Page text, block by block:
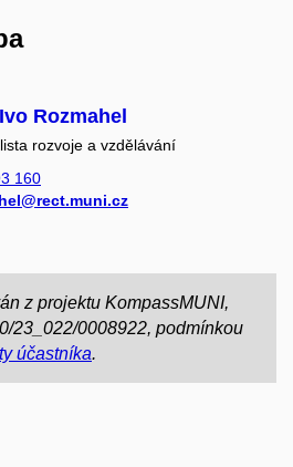
Rozmahel
rozvoje a vzdělávání
160
z projektu KompassMUNI,
23_022/0008922, podmínkou
účastníka.